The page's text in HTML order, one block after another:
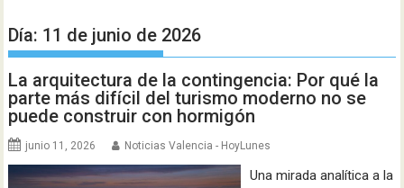
Día: 11 de junio de 2026
La arquitectura de la contingencia: Por qué la
parte más difícil del turismo moderno no se
puede construir con hormigón
junio 11, 2026 Noticias Valencia - HoyLunes
Una mirada analítica a la